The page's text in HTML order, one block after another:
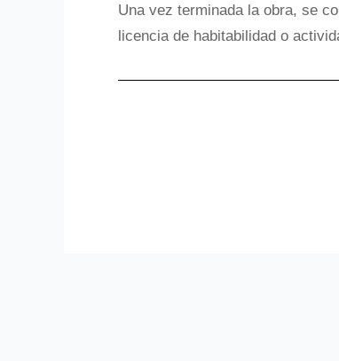
Una vez terminada la obra, se
licencia de habitabilidad o